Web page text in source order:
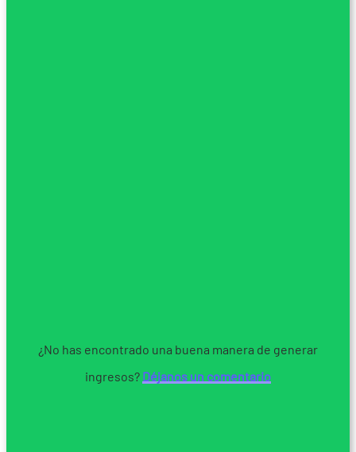
¿No has encontrado una buena manera de generar
ingresos? Déjanos un comentario